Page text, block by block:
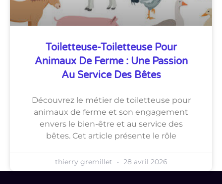
Toiletteuse-Toiletteuse Pour
Animaux De Ferme : Une Passion
Au Service Des Bêtes
Découvrez le métier de toiletteuse pour
animaux de ferme et son engagement
envers le bien-être et au service des
bêtes. Cet article présente le rôle
thierry gremillet 28 avril 2026